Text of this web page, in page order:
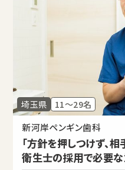
埼玉県 11～29名
新河岸ペンギン歯科
「方針を押しつけず、
衛生士の採用で必要